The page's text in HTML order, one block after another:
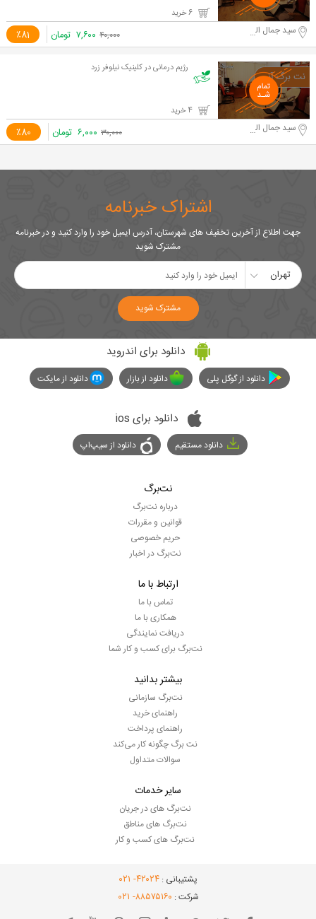
٪81 سید جمال الدین اسد آبادی ۴۰,۰۰۰ ۷,۶۰۰ تومان
رژیم درمانی در کلینیک نیلوفر زرد
٪80 سید جمال الدین اسد آبادی ۳۰,۰۰۰ ۶,۰۰۰ تومان
اشتراک خبرنامه
جهت اطلاع از آخرین تخفیف های شهرستان، آدرس ایمیل خود را وارد کنید و در خبرنامه
مشترک شوید
تهران
مشترک شوید
دانلود برای اندروید
دانلود از گوگل پلی دانلود از بازار دانلود از مایکت
دانلود برای ios
دانلود مستقیم دانلود از سیپ‌اپ
نت‌برگ
درباره نت‌برگ
قوانین و مقررات
حریم خصوصی
نت‌برگ در اخبار
ارتباط با ما
تماس با ما
همکاری با ما
دریافت نمایندگی
نت‌برگ برای کسب و کار شما
بیشتر بدانید
نت‌برگ سازمانی
راهنمای خرید
راهنمای پرداخت
نت برگ چگونه کار می‌کند
سوالات متداول
سایر خدمات
نت‌برگ های در جریان
نت‌برگ های مناطق
نت‌برگ های کسب و کار
پشتیبانی : ۴۲۰۲۴- ۰۲۱
شرکت : ۸۸۵۷۵۱۶۰- ۰۲۱